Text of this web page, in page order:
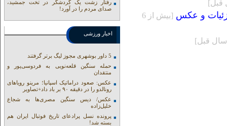
و عکس [بيش از 6
رفتار زشت یک گردشگر در تخت جمشید،
صدای مردم را در آورد!
اخبار ورزشی
5 داور بوشهری مجوز لیگ برتر گرفتند
حمله سنگین قلعه‌نویی به فردوسی‌پور و
منتقدان
عکس: صعود دراماتیک اسپانیا؛ مرینو رویاهای
رونالدو را در دقیقه ۹۰ بر باد داد+تصاویر
عکس/ دیس سنگین مصری‌ها به شجاع
خلیل‌زاده
پرونده نسل پرادعای تاریخ فوتبال ایران هم
بسته شد!